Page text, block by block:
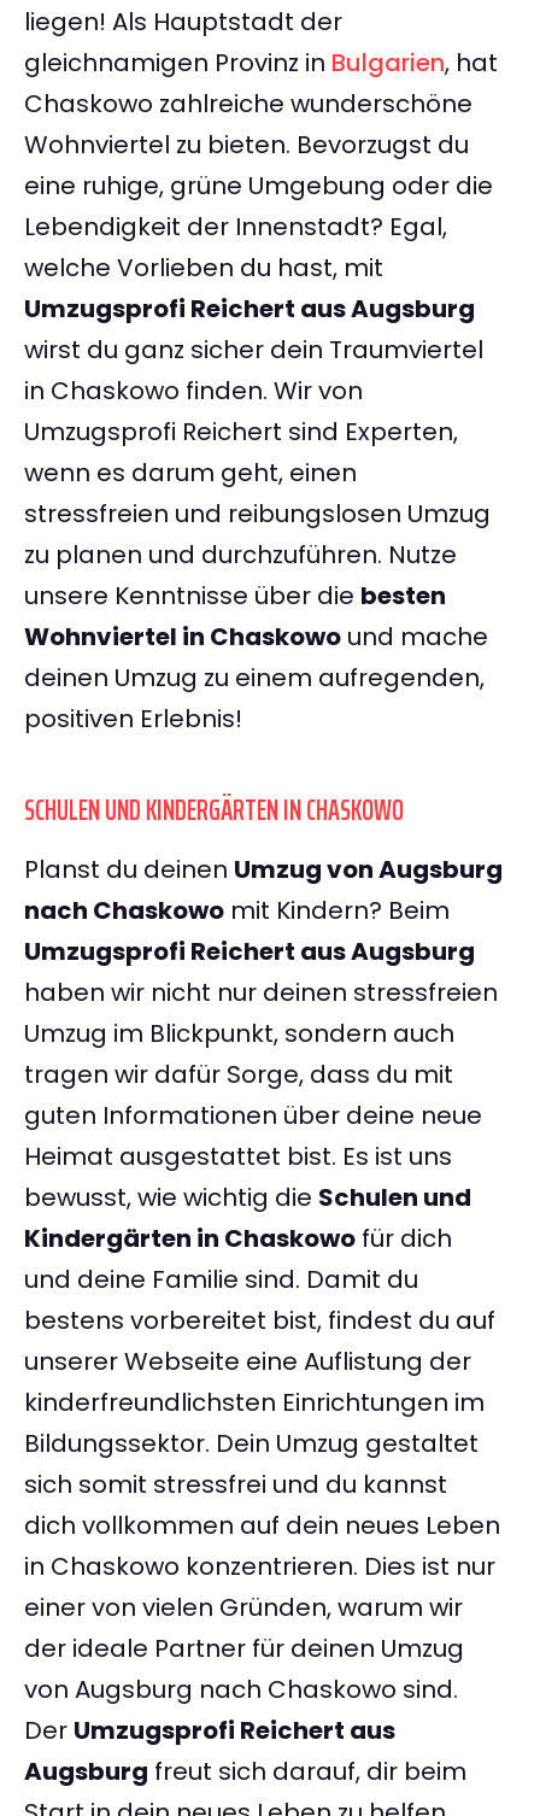
liegen! Als Hauptstadt der
gleichnamigen Provinz in Bulgarien, hat
Chaskowo zahlreiche wunderschöne
Wohnviertel zu bieten. Bevorzugst du
eine ruhige, grüne Umgebung oder die
Lebendigkeit der Innenstadt? Egal,
welche Vorlieben du hast, mit
Umzugsprofi Reichert aus Augsburg
wirst du ganz sicher dein Traumviertel
in Chaskowo finden. Wir von
Umzugsprofi Reichert sind Experten,
wenn es darum geht, einen
stressfreien und reibungslosen Umzug
zu planen und durchzuführen. Nutze
unsere Kenntnisse über die besten
Wohnviertel in Chaskowo und mache
deinen Umzug zu einem aufregenden,
positiven Erlebnis!
SCHULEN UND KINDERGÄRTEN IN CHASKOWO
Planst du deinen Umzug von Augsburg
nach Chaskowo mit Kindern? Beim
Umzugsprofi Reichert aus Augsburg
haben wir nicht nur deinen stressfreien
Umzug im Blickpunkt, sondern auch
tragen wir dafür Sorge, dass du mit
guten Informationen über deine neue
Heimat ausgestattet bist. Es ist uns
bewusst, wie wichtig die Schulen und
Kindergärten in Chaskowo für dich
und deine Familie sind. Damit du
bestens vorbereitet bist, findest du auf
unserer Webseite eine Auflistung der
kinderfreundlichsten Einrichtungen im
Bildungssektor. Dein Umzug gestaltet
sich somit stressfrei und du kannst
dich vollkommen auf dein neues Leben
in Chaskowo konzentrieren. Dies ist nur
einer von vielen Gründen, warum wir
der ideale Partner für deinen Umzug
von Augsburg nach Chaskowo sind.
Der Umzugsprofi Reichert aus
Augsburg freut sich darauf, dir beim